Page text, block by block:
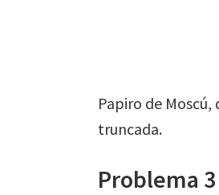
Papiro de
truncada.
Problema 3